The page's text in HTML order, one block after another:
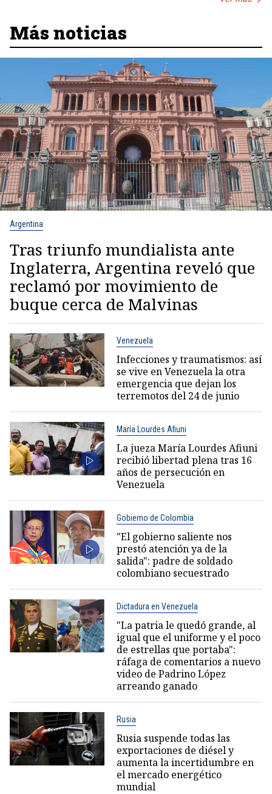
Más noticias
Argentina
Tras triunfo mundialista ante
Inglaterra, Argentina reveló que
reclamó por movimiento de
buque cerca de Malvinas
Venezuela
Infecciones y traumatismos: así
se vive en Venezuela la otra
emergencia que dejan los
terremotos del 24 de junio
María Lourdes Afiuni
La jueza María Lourdes Afiuni
recibió libertad plena tras 16
años de persecución en
Venezuela
Gobierno de Colombia
"El gobierno saliente nos
prestó atención ya de la
salida": padre de soldado
colombiano secuestrado
Dictadura en Venezuela
"La patria le quedó grande, al
igual que el uniforme y el poco
de estrellas que portaba":
ráfaga de comentarios a nuevo
video de Padrino López
arreando ganado
Rusia
Rusia suspende todas las
exportaciones de diésel y
aumenta la incertidumbre en
el mercado energético
mundial